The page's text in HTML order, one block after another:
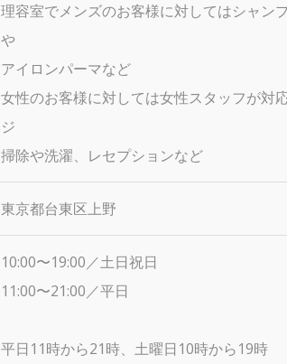
理容室でメンズのお客様に対してはシャン
や
アイロンパーマなど
女性のお客様に対しては女性スタッフが対
ジ
掃除や洗濯、レセプションなど
東京都台東区上野
10:00〜19:00／土日祝日
11:00〜21:00／平日
平日11時から21時、土曜日10時から19時